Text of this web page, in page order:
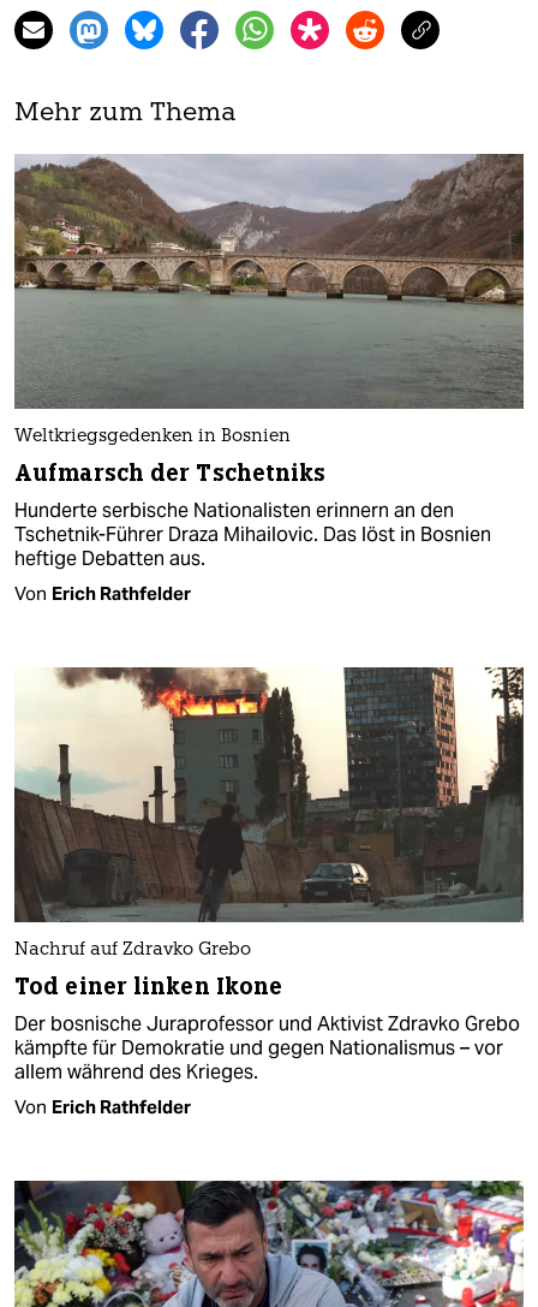
Mehr zum Thema
Weltkriegsgedenken in Bosnien
Aufmarsch der Tschetniks
Hunderte serbische Nationalisten erinnern an den
Tschetnik-Führer Draza Mihailovic. Das löst in Bosnien
heftige Debatten aus.
Von Erich Rathfelder
Nachruf auf Zdravko Grebo
Tod einer linken Ikone
Der bosnische Juraprofessor und Aktivist Zdravko Grebo
kämpfte für Demokratie und gegen Nationalismus – vor
allem während des Krieges.
Von Erich Rathfelder